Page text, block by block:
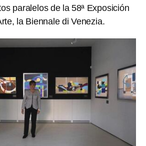
paralelos de la 58ª Exposición
la Biennale di Venezia.